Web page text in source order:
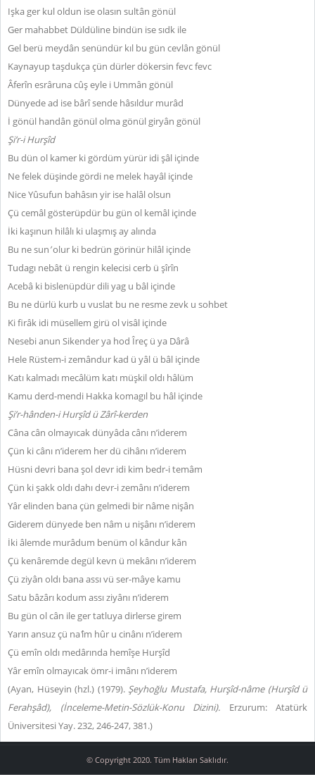
Işka ger kul oldun ise olasın sultân gönül
Ger mahabbet Düldüline bindün ise sıdk ile
Gel berü meydân senündür kıl bu gün cevlân gönül
Kaynayup taşdukça çün dürler dökersin fevc fevc
Âferîn esrâruna cûş eyle i Ummân gönül
Dünyede ad ise bârî sende hâsıldur murâd
İ gönül handân gönül olma gönül giryân gönül
Şi’r-i Hurşîd
Bu dün ol kamer ki gördüm yürür idi şâl içinde
Ne felek düşinde gördi ne melek hayâl içinde
Nice Yûsufun bahâsın yir ise halâl olsun
Çü cemâl gösterüpdür bu gün ol kemâl içinde
İki kaşınun hilâlı ki ulaşmış ay alında
Bu ne sunolur ki bedrün görinür hilâl içinde
Tudagı nebât ü rengin kelecisi cerb ü şîrîn
Acebâ ki bislenüpdür dili yag u bâl içinde
Bu ne dürlü kurb u vuslat bu ne resme zevk u sohbet
Ki firâk idi müsellem girü ol visâl içinde
Nesebi anun Sikender ya hod Îreç ü ya Dârâ
Hele Rüstem-i zemândur kad ü yâl ü bâl içinde
Katı kalmadı mecâlüm katı müşkil oldı hâlüm
Kamu derd-mendi Hakka komagıl bu hâl içinde
Şi’r-hânden-i Hurşîd ü Zârî-kerden
Câna cân olmayıcak dünyâda cânı n’iderem
Çün ki cânı n’iderem her dü cihânı n’iderem
Hüsni devri bana şol devr idi kim bedr-i temâm
Çün ki şakk oldı dahı devr-i zemânı n’iderem
Yâr elinden bana çün gelmedi bir nâme nişân
Giderem dünyede ben nâm u nişânı n’iderem
İki âlemde murâdum benüm ol kândur kân
Çü kenâremde degül kevn ü mekânı n’iderem
Çü ziyân oldı bana assı vü ser-mâye kamu
Satu bâzârı kodum assı ziyânı n’iderem
Bu gün ol cân ile ger tatluya dirlerse girem
Yarın ansuz çü na’îm hûr u cinânı n’iderem
Çü emîn oldı medârında hemîşe Hurşîd
Yâr emîn olmayıcak ömr-i imânı n’iderem
(Ayan, Hüseyin (hzl.) (1979). Şeyhoğlu Mustafa, Hurşîd-nâme (Hurşîd ü
Ferahşâd), (İnceleme-Metin-Sözlük-Konu Dizini). Erzurum: Atatürk
Üniversitesi Yay. 232, 246-247, 381.)
© Copyright 2020. Tüm Hakları Saklıdır.